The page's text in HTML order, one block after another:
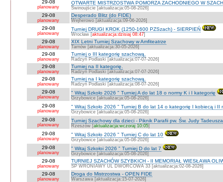
29-08
planowany
OTWARTE MISTRZOSTWA POMORZA ZACHODNIEGO W
Świnoujście [aktualizacja:05-08-2026]
29-08
planowany
Desperado Blitz (do FIDE)
Wejherowo [aktualizacja:09-06-2026]
29-08
planowany
Turniej DRUGI KROK (1250-1600 PZSzach) - SIERPIEŃ
Wrocław [aktualizacja:dzisiaj 08:47]
29-08
planowany
XIX Letni Turniej Szachowy w Amfiteatrze
Tarnów [aktualizacja:30-05-2026]
29-08
planowany
Turniej o III kategorię szachową.
Radzyń Podlaski [aktualizacja:07-07-2026]
29-08
planowany
Turniej na II kategorię.
Radzyń Podlaski [aktualizacja:07-07-2026]
29-08
planowany
Turniej na I kategorię szachową.
Radzyń Podlaski [aktualizacja:08-07-2026]
29-08
planowany
" Witaj Szkoło 2026 " Turniej A do lat 18 o normy K i I kategorię
Grzybowice [aktualizacja:05-08-2026]
29-08
planowany
" Witaj Szkoło 2026 " Turniej B do lat 14 o kategorię I kobiecą i II
Grzybowice [aktualizacja:05-08-2026]
29-08
planowany
Turniej Szachowy dla dzieci - Piknik Parafii pw. Św. Judy
Rzeszów [aktualizacja:wczoraj 10:05]
29-08
planowany
" Witaj Szkoło 2026 " Turniej C do lat 10
Grzybowice [aktualizacja:05-08-2026]
29-08
planowany
" Witaj Szkołoi 2026 " Turniej D do lat 7
Grzybowice [aktualizacja:05-08-2026]
29-08
planowany
TURNIEJ SZACHÓW SZYBKICH - II MEMORIAŁ WIESŁAWA
SP WRONIAWY UL DWORCOWA 33 [aktualizacja:02-08-2026]
29-08
planowany
Droga do Mistrzostwa - OPEN FIDE
Warszawa [aktualizacja:15-07-2026]